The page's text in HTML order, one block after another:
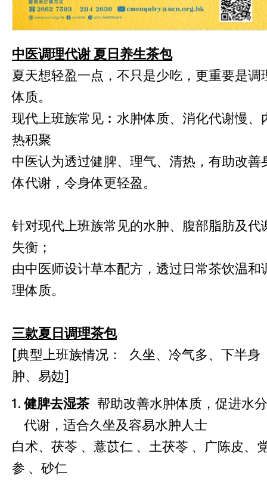
中医调理代谢 夏日养生茶包
夏天想轻盈一点，不只是少吃，更重要是调
体质。
现代上班族常见︰水肿体质、消化代谢慢、
热积聚
中医认为透过健脾、理气、清热，有助改善
体代谢，令身体更轻盈。
针对现代上班族常见的水肿、腹部脂肪及代
失衡；
由中医师设计草本配方，透过日常茶饮温和
理体质。
三款夏日调理茶包
[典型上班族情况： 久坐、冷气多、下半身
肿、易攰]
健脾去湿茶 帮助改善水肿体质，促进水分
代谢，适合久坐及容易水肿人士
白术、茯苓 、薏苡仁 、土茯苓 、广陈皮、
参 、砂仁